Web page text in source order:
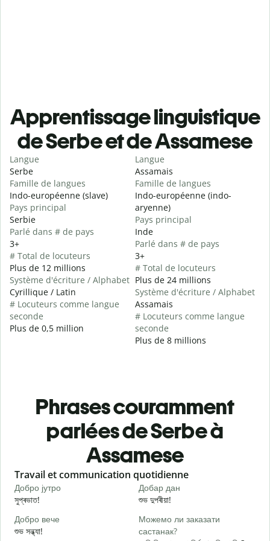
Apprentissage linguistique
de Serbe et de Assamese
Langue
Serbe
Famille de langues
Indo-européenne (slave)
Pays principal
Serbie
Parlé dans # de pays
3+
# Total de locuteurs
Plus de 12 millions
Système d'écriture / Alphabet
Cyrillique / Latin
# Locuteurs comme langue
seconde
Plus de 0,5 million
Langue
Assamais
Famille de langues
Indo-européenne (indo-
aryenne)
Pays principal
Inde
Parlé dans # de pays
3+
# Total de locuteurs
Plus de 24 millions
Système d'écriture / Alphabet
Assamais
# Locuteurs comme langue
seconde
Plus de 8 millions
Phrases couramment
parlées de Serbe à
Assamese
Slide 1 of 6
Travail et communication quotidienne
Добро јутро
সুপ্ৰভাত!
Добар дан
শুভ দুপৰীয়া!
Добро вече
শুভ সন্ধ্যা!
Можемо ли заказати
састанак?